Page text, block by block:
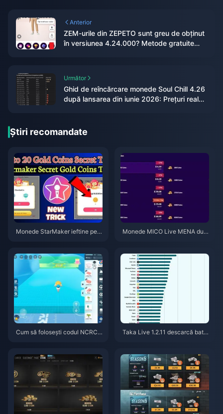
Anterior
ZEM-urile din ZEPETO sunt greu de obținut
în versiunea 4.24.000? Metode gratuite
Următor
Ghid de reîncărcare monede Soul Chill 4.26
după lansarea din iunie 2026: Prețuri reale,
Știri recomandate
Monede StarMaker ieftine pent
Monede MICO Live MENA dup
Cum să folosești codul NCRCK
Taka Live 1.2.11 descarcă bater